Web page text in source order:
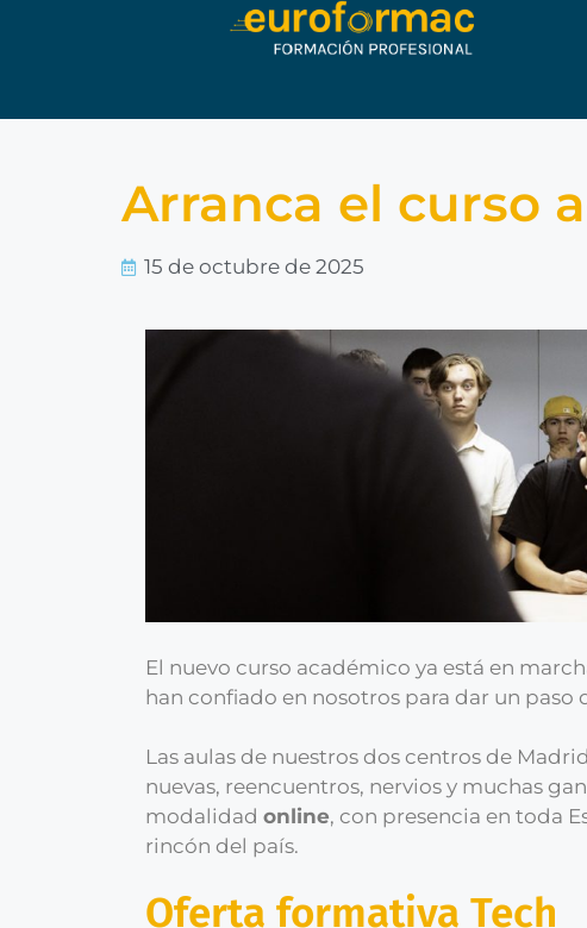
Arranca el curso
15 de octubre de 2025
El nuevo curso académico ya está en
han confiado en nosotros para dar un paso
Las aulas de nuestros dos centros de
nuevas, reencuentros, nervios y muchas
modalidad online, con presencia en toda
rincón del país.
Oferta formativa Tech